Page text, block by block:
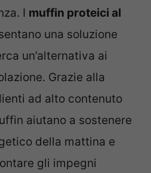
I muffin proteici al
una soluzione
un’alternativa ai
Grazie alla
ad alto contenuto
aiutano a sostenere
della mattina e
gli impegni